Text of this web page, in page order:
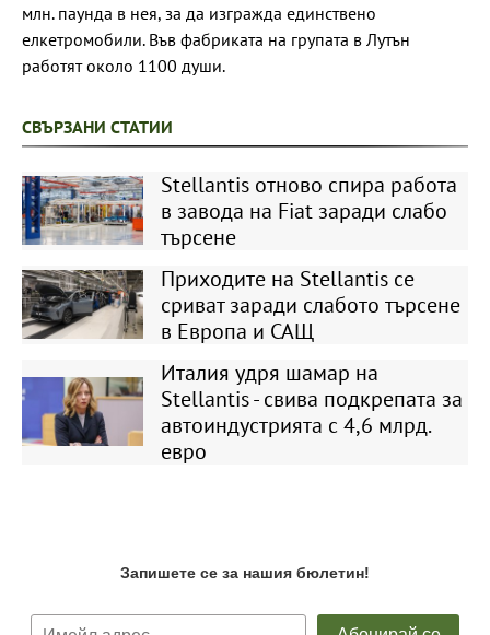
млн. паунда в нея, за да изгражда единствено
елкетромобили. Във фабриката на групата в Лутън
работят около 1100 души.
СВЪРЗАНИ СТАТИИ
Stellantis отново спира работа
в завода на Fiat заради слабо
търсене
Приходите на Stellantis се
сриват заради слабото търсене
в Европа и САЩ
Италия удря шамар на
Stellantis - свива подкрепата за
автоиндустрията с 4,6 млрд.
евро